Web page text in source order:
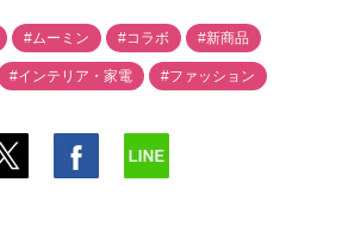
#ムーミン #コラボ #新商品
#インテリア・家電 #ファッション